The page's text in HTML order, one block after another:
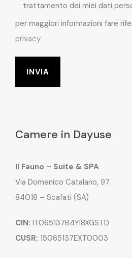
trattamento dei miei dati
per maggiori informazioni fare
privacy
Camere in Dayuse
Il Fauno – Suite & SPA
Via Domenico Catalano, 97
84018 – Scafati (SA)
CIN: IT065137B4YI8XGSTD
CUSR: 15065137EXT0003